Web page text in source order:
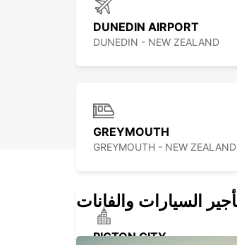
DUNEDIN AIRPORT
DUNEDIN - NEW ZEALAND
GREYMOUTH
GREYMOUTH - NEW ZEALAND
PICTON CITY